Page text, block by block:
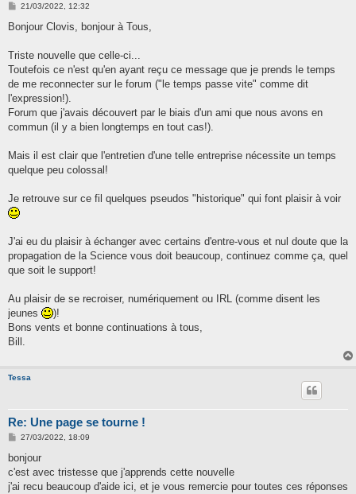
M
s
g
21/03/2022, 12:32
Bonjour Clovis, bonjour à Tous,
Triste nouvelle que celle-ci...
Toutefois ce n'est qu'en ayant reçu ce message que je prends le temps
de me reconnecter sur le forum ("le temps passe vite" comme dit
l'expression!).
Forum que j'avais découvert par le biais d'un ami que nous avons en
commun (il y a bien longtemps en tout cas!).
Mais il est clair que l'entretien d'une telle entreprise nécessite un temps
quelque peu colossal!
Je retrouve sur ce fil quelques pseudos "historique" qui font plaisir à voir
J'ai eu du plaisir à échanger avec certains d'entre-vous et nul doute que la
propagation de la Science vous doit beaucoup, continuez comme ça, quel
que soit le support!
Au plaisir de se recroiser, numériquement ou IRL (comme disent les
jeunes
)!
Bons vents et bonne continuations à tous,
Bill.
Tessa
Re: Une page se tourne !
M
s
a
g
27/03/2022, 18:09
bonjour
c'est avec tristesse que j'apprends cette nouvelle
j'ai recu beaucoup d'aide ici, et je vous remercie pour toutes ces réponses